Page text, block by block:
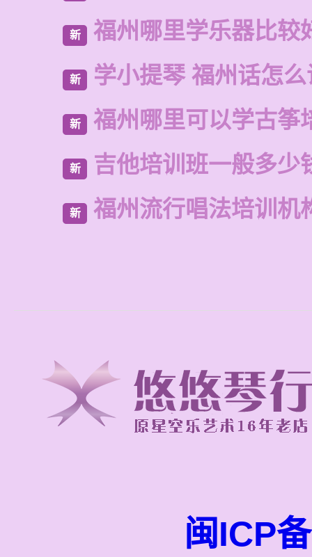
新 福州哪里学乐器比较
新 学小提琴 福州话怎
新 福州哪里可以学古筝
新 吉他培训班一般多少
新 福州流行唱法培训机
闽ICP